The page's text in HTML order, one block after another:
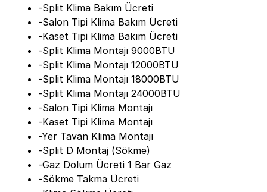
-Split Klima Bakım Ücreti
-Salon Tipi Klima Bakım Ücreti
-Kaset Tipi Klima Bakım Ücreti
-Split Klima Montajı 9000BTU
-Split Klima Montajı 12000BTU
-Split Klima Montajı 18000BTU
-Split Klima Montajı 24000BTU
-Salon Tipi Klima Montajı
-Kaset Tipi Klima Montajı
-Yer Tavan Klima Montajı
-Split D Montaj (Sökme)
-Gaz Dolum Ücreti 1 Bar Gaz
-Sökme Takma Ücreti